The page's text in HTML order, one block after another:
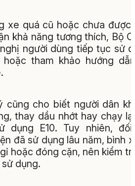
xe quá cũ hoặc chưa được
khả năng tương thích, Bộ
người dùng tiếp tục sử
hoặc tham khảo hướng
cũng cho biết người dân
thay dầu nhớt hay chạy
dụng E10. Tuy nhiên,
đã sử dụng lâu năm, bình
hoặc đóng cặn, nên kiểm
dụng.